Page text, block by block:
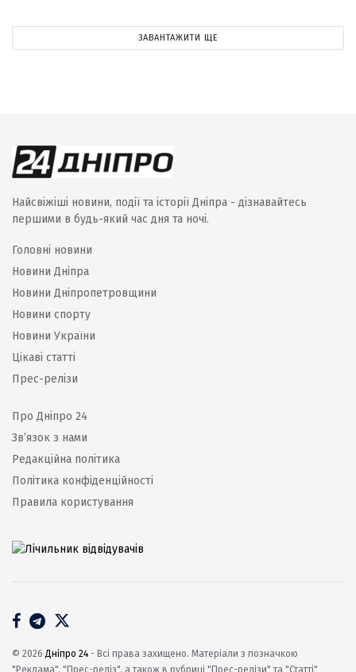
ЗАВАНТАЖИТИ ЩЕ
Найсвіжіші новини, події та історії Дніпра - дізнавайтесь
першими в будь-який час дня та ночі.
Головні новини
Новини Дніпра
Новини Дніпропетровщини
Новини спорту
Новини України
Цікаві статті
Прес-релізи
Про Дніпро 24
Зв’язок з нами
Редакційна політика
Політика конфіденційності
Правила користування
© 2026 Дніпро 24 - Всі права захищено. Матеріали з позначкою
"Реклама", "Прес-реліз", а також в рубриці "Прес-релізи" та "Статті"